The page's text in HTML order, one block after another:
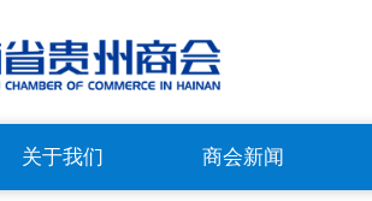
关于我们 商会新闻